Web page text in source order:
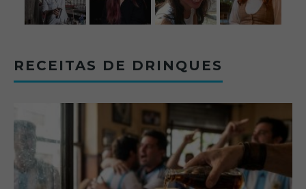
RECEITAS DE DRINQUES